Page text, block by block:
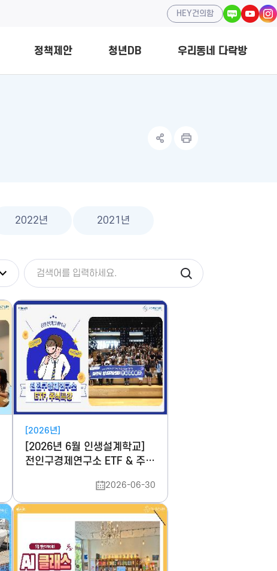
HEY건의함
정책제안 청년DB 우리동네 다락방
2022년 2021년
[2026년]
[2026년 6월 인생설계학교]
전인구경제연구소 ETF & 주식
2026-06-30